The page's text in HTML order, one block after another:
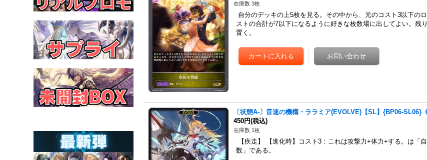
在庫数 3枚
自分のデッキの上5枚を見る。その中から、元のコスト3以下の
ストの合計が7以下になるように好きな枚数場に出してよい。残
置く。
〔状態A-〕音速の機構・ララミア(EVOLVE)【SL】{BP06-SL06}
450円(税込)
在庫数 1枚
【疾走】 【進化時】コスト3：これは攻撃力+体力+する。は「
数」である。